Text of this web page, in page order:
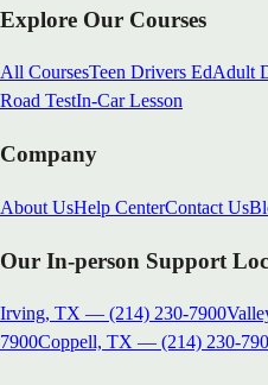
Explore Our Courses
All CoursesTeen Drivers EdAdult
Road TestIn-Car Lesson
Company
About UsHelp CenterContact Us
Our In-person Support
Irving, TX — (214) 230-7900
7900Coppell, TX — (214) 230-